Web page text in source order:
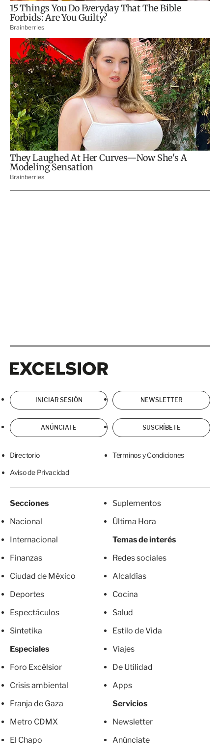
INICIAR SESIÓN NEWSLETTER
ANÚNCIATE SUSCRÍBETE
Directorio Términos y Condiciones
Aviso de Privacidad
Secciones
Nacional
Internacional
Finanzas
Ciudad de México
Deportes
Espectáculos
Sintetika
Especiales
Foro Excélsior
Crisis ambiental
Franja de Gaza
Metro CDMX
El Chapo
Suplementos
Última Hora
Temas de interés
Redes sociales
Alcaldías
Cocina
Salud
Estilo de Vida
Viajes
De Utilidad
Apps
Servicios
Newsletter
Anúnciate